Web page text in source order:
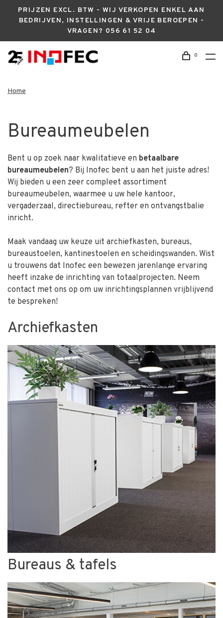
PRIJZEN EXCL. BTW - WIJ VERKOPEN ENKEL AAN
BEDRIJVEN, INSTELLINGEN & VRIJE BEROEPEN -
VRAGEN? 056 61 52 04
0
Home
Bureaumeubelen
Bent u op zoek naar kwalitatieve en betaalbare
bureaumeubelen? Bij Inofec bent u aan het juiste adres!
Wij bieden u een zeer compleet assortiment
bureaumeubelen, waarmee u uw hele kantoor,
vergaderzaal, directiebureau, refter en ontvangstbalie
inricht.
Maak vandaag uw keuze uit archiefkasten, bureaus,
bureaustoelen, kantinestoelen en scheidingswanden. Wist
u trouwens dat Inofec een bewezen jarenlange ervaring
heeft inzake de inrichting van totaalprojecten. Neem
contact met ons op om uw inrichtingsplannen vrijblijvend
te bespreken!
Archiefkasten
Bureaus & tafels